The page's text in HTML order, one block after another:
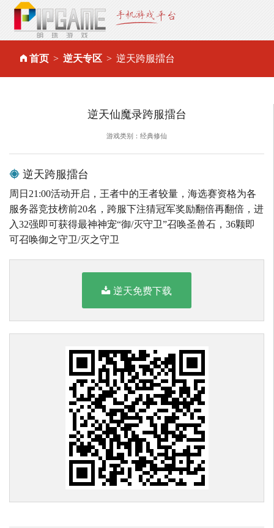
首页 逆天专区 逆天跨服擂台
逆天仙魔录跨服擂台
游戏类别：经典修仙
逆天跨服擂台
周日21:00活动开启，王者中的王者较量，海选赛资格为各
服务器竞技榜前20名，跨服下注猜冠军奖励翻倍再翻倍，进
入32强即可获得最神神宠“御/灭守卫”召唤圣兽石，36颗即
可召唤御之守卫/灭之守卫
逆天免费下载